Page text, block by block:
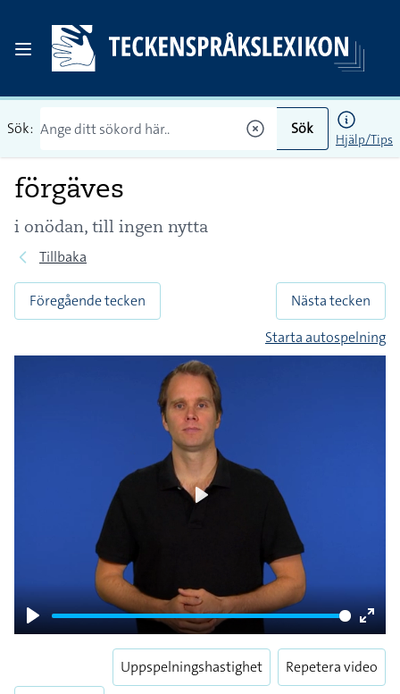
Sök: Sök
Hjälp/Tips
förgäves
i onödan, till ingen nytta
Tillbaka
Föregående tecken
Nästa tecken
Starta autospelning
Play
Enter
Uppspelningshastighet Repetera video